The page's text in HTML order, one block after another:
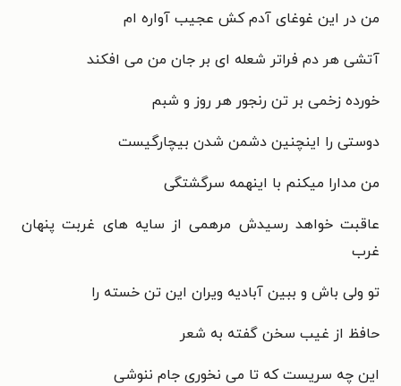
من در این غوغای آدم کش عجیب آواره ام
آتشی هر دم فراتر شعله ای بر جان من می افکند
خورده زخمی بر تن رنجور هر روز و شبم
دوستی را اینچنین دشمن شدن بیچارگیست
من مدارا میکنم با اینهمه سرگشتگی
عاقبت خواهد رسیدش مرهمی از سایه های غربت پنهان
غرب
تو ولی باش و ببین آبادیه ویران این تن خسته را
حافظ از غیب سخن گفته به شعر
این چه سریست که تا می نخوری جام ننوشی